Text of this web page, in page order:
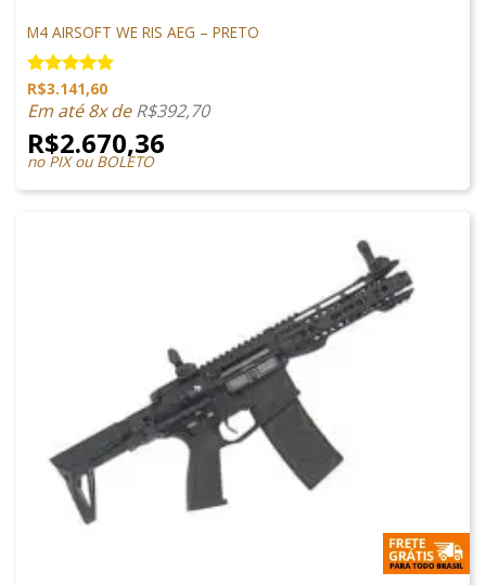
M4 AIRSOFT WE RIS AEG – PRETO
Avaliação
5.00 de 5
R$3.141,60
Em até 8x deR$392,70
R$2.670,36
no PIX ou BOLETO